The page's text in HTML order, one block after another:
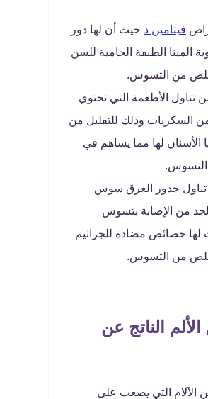
فيتامين د حيث أن لها دور
المينا الطبقة الحامية للسن
من التسوس.
تناول الأطعمة التي تحتوي
السكريات وذلك للتقليل من
الأسنان لها مما يساهم في
التسوس.
تناول جذور العرق سوس
من الإصابة بتسوس
لها خصائص مضادة للجراثيم
من التسوس.
الناتج عن
الآلام التي يصعب على